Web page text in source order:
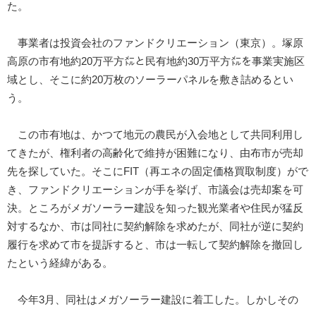
た。
事業者は投資会社のファンドクリエーション（東京）。塚原
高原の市有地約20万平方㍍と民有地約30万平方㍍を事業実施区
域とし、そこに約20万枚のソーラーパネルを敷き詰めるとい
う。
この市有地は、かつて地元の農民が入会地として共同利用し
てきたが、権利者の高齢化で維持が困難になり、由布市が売却
先を探していた。そこにFIT（再エネの固定価格買取制度）がで
き、ファンドクリエーションが手を挙げ、市議会は売却案を可
決。ところがメガソーラー建設を知った観光業者や住民が猛反
対するなか、市は同社に契約解除を求めたが、同社が逆に契約
履行を求めて市を提訴すると、市は一転して契約解除を撤回し
たという経緯がある。
今年3月、同社はメガソーラー建設に着工した。しかしその